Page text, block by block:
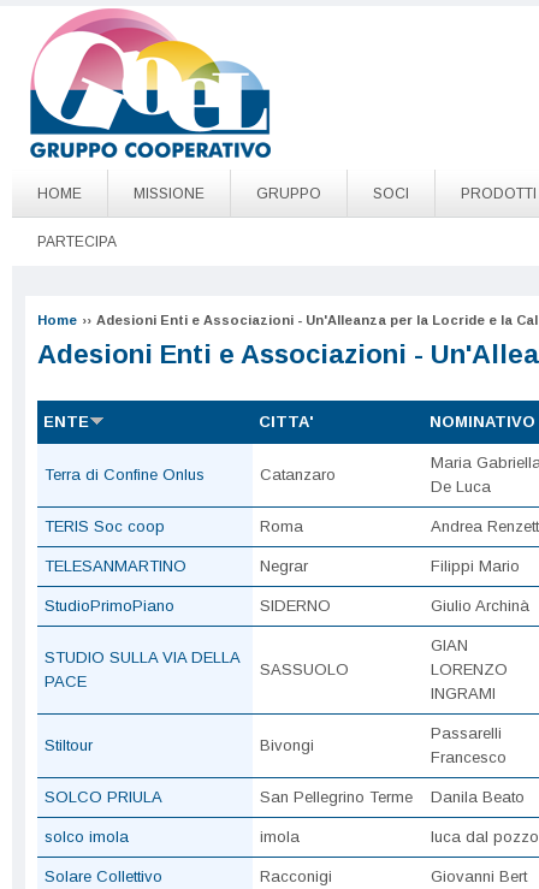
Salta al contenuto principale
Go to page top
HOME MISSIONE GRUPPO SOCI PRODOTTI
PARTECIPA
Home ›› Adesioni Enti e Associazioni - Un'Alleanza per la Locride e la
Adesioni Enti e Associazioni -
ENTE CITTA' NOMINATIVO
Terra di Confine Onlus Catanzaro
Maria
De Luca
TERIS Soc coop Roma Andrea
TELESANMARTINO Negrar Filippi Mario
StudioPrimoPiano SIDERNO Giulio Archinà
STUDIO SULLA VIA DELLA
PACE
SASSUOLO
GIAN
LORENZO
INGRAMI
Stiltour Bivongi
Passarelli
Francesco
SOLCO PRIULA San Pellegrino Terme Danila Beato
solco imola imola luca dal pozzo
Solare Collettivo Racconigi Giovanni Bert